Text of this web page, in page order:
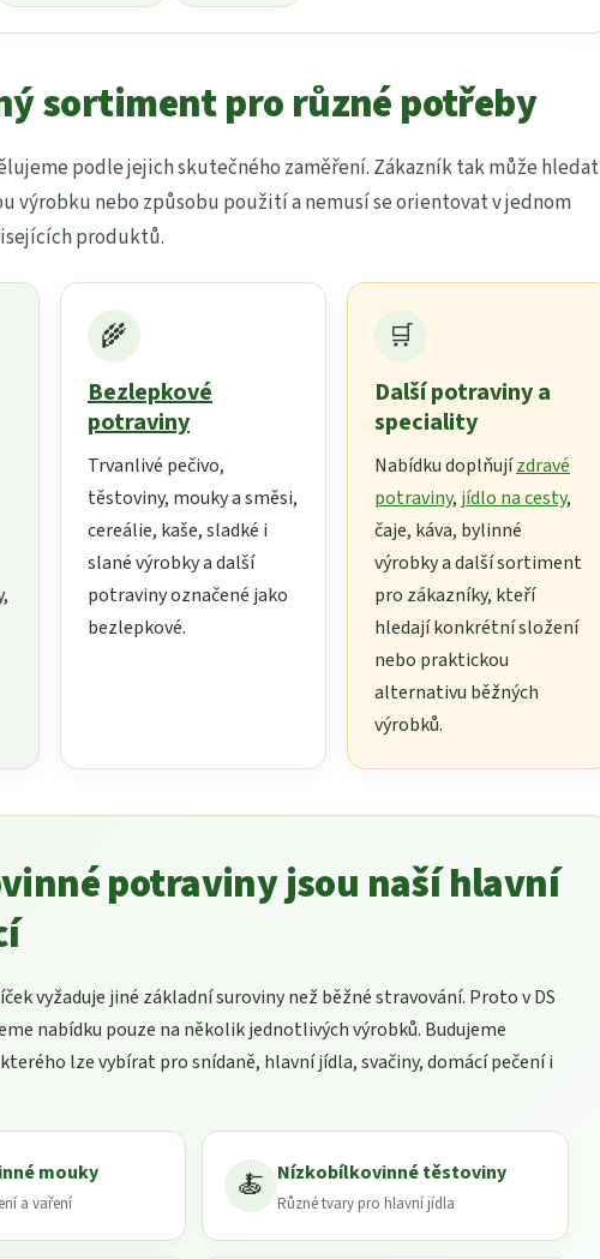
sortiment pro různé potřeby
podle jejich skutečného zaměření. Zákazník tak může hledat
výrobku nebo způsobu použití a nemusí se orientovat v jednom
produktů.
🌾
Bezlepkové
potraviny
Trvanlivé pečivo,
těstoviny, mouky a směsi,
cereálie, kaše, sladké i
slané výrobky a další
potraviny označené jako
bezlepkové.
🛒
Další potraviny a
speciality
Nabídku doplňujízdravé
potraviny, jídlo na cesty,
čaje, káva, bylinné
výrobky a další sortiment
pro zákazníky, kteří
hledají konkrétní složení
nebo praktickou
alternativu běžných
výrobků.
potraviny jsou naší hlavní
vyžaduje jiné základní suroviny než běžné stravování. Proto v DS
nabídku pouze na několik jednotlivých výrobků. Budujeme
lze vybírat pro snídaně, hlavní jídla, svačiny, domácí pečení i
mouky
a vaření 🍝 Nízkobílkovinné těstoviny
Různé tvary pro hlavní jídla